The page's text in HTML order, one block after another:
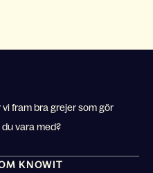
fram bra grejer som gör
vara med?
KNOWIT